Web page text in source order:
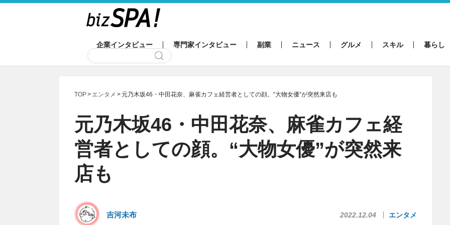
企業インタビュー 専門家インタビュー 副業 ニュース グルメ スキル 暮らし
TOP エンタメ 元乃木坂46・中田花奈、麻雀カフェ経営者としての顔。“大物女優”が突然来店も
元乃木坂46・中田花奈、麻雀カフェ経
営者としての顔。“大物女優”が突然来
店も
吉河未布 2022.12.04 エンタメ